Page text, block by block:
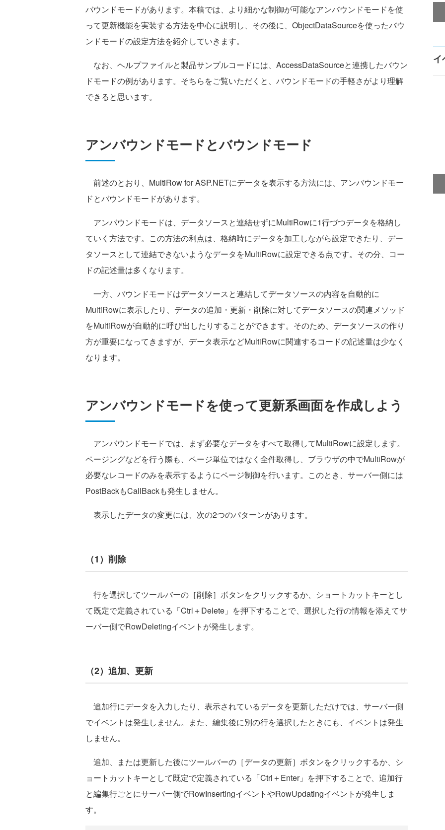
バウンドモードがあります。本稿では、より細かな制御が可能なアンバウンドモードを使
って更新機能を実装する方法を中心に説明し、その後に、ObjectDataSourceを使ったバウ
ンドモードの設定方法を紹介していきます。
なお、ヘルプファイルと製品サンプルコードには、AccessDataSourceと連携したバウン
ドモードの例があります。そちらをご覧いただくと、バウンドモードの手軽さがより理解
できると思います。
アンバウンドモードとバウンドモード
前述のとおり、MultiRow for ASP.NETにデータを表示する方法には、アンバウンドモー
ドとバウンドモードがあります。
アンバウンドモードは、データソースと連結せずにMultiRowに1行づつデータを格納し
ていく方法です。この方法の利点は、格納時にデータを加工しながら設定できたり、デー
タソースとして連結できないようなデータをMultiRowに設定できる点です。その分、コー
ドの記述量は多くなります。
一方、バウンドモードはデータソースと連結してデータソースの内容を自動的に
MultiRowに表示したり、データの追加・更新・削除に対してデータソースの関連メソッド
をMultiRowが自動的に呼び出したりすることができます。そのため、データソースの作り
方が重要になってきますが、データ表示などMultiRowに関連するコードの記述量は少なく
なります。
アンバウンドモードを使って更新系画面を作成しよう
アンバウンドモードでは、まず必要なデータをすべて取得してMultiRowに設定します。
ページングなどを行う際も、ページ単位ではなく全件取得し、ブラウザの中でMultiRowが
必要なレコードのみを表示するようにページ制御を行います。このとき、サーバー側には
PostBackもCallBackも発生しません。
表示したデータの変更には、次の2つのパターンがあります。
（1）削除
行を選択してツールバーの［削除］ボタンをクリックするか、ショートカットキーとし
て既定で定義されている「Ctrl＋Delete」を押下することで、選択した行の情報を添えてサ
ーバー側でRowDeletingイベントが発生します。
（2）追加、更新
追加行にデータを入力したり、表示されているデータを更新しただけでは、サーバー側
でイベントは発生しません。また、編集後に別の行を選択したときにも、イベントは発生
しません。
追加、または更新した後にツールバーの［データの更新］ボタンをクリックするか、シ
ョートカットキーとして既定で定義されている「Ctrl＋Enter」を押下することで、追加行
と編集行ごとにサーバー側でRowInsertingイベントやRowUpdatingイベントが発生しま
す。
イ